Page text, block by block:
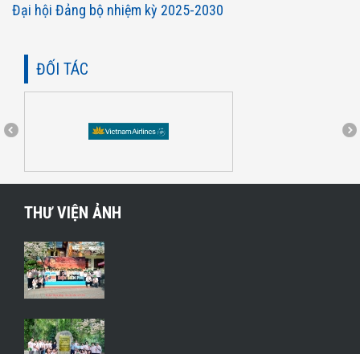
Đại hội Đảng bộ nhiệm kỳ 2025-2030
ĐỐI TÁC
THƯ VIỆN ẢNH